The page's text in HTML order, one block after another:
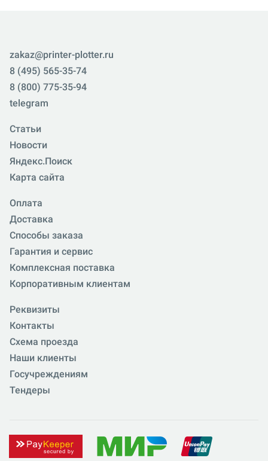
zakaz@printer-plotter.ru
8 (495) 565-35-74
8 (800) 775-35-94
telegram
Статьи
Новости
Яндекс.Поиск
Карта сайта
Оплата
Доставка
Способы заказа
Гарантия и сервис
Комплексная поставка
Корпоративным клиентам
Реквизиты
Контакты
Схема проезда
Наши клиенты
Госучреждениям
Тендеры